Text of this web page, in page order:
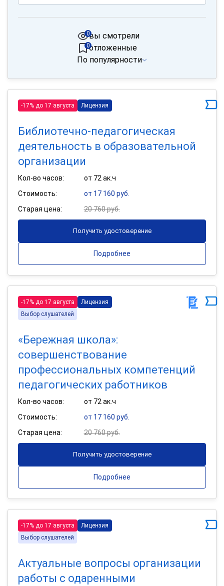
вы смотрели
0
отложенные
0
По популярности
-17% до 17 августа Лицензия
Библиотечно-педагогическая
деятельность в образовательной
организации
Кол-во часов:
от 72 ак.ч
Стоимость:
от 17 160 руб.
Старая цена:
20 760 руб.
Получить удостоверение
Подробнее
-17% до 17 августа
Лицензия
Выбор слушателей
«Бережная школа»:
совершенствование
профессиональных компетенций
педагогических работников
Кол-во часов:
от 72 ак.ч
Стоимость:
от 17 160 руб.
Старая цена:
20 760 руб.
Получить удостоверение
Подробнее
-17% до 17 августа
Лицензия
Выбор слушателей
Актуальные вопросы организации
работы с одаренными